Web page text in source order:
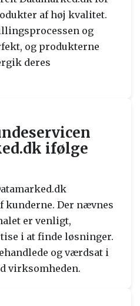
af høj kvalitet.
og
og produkterne
deres
ifølge
Der nævnes
er venligt,
i at finde løsninger.
og værdsat i
virksomheden.